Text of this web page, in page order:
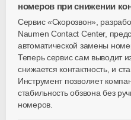
номеров при снижении
Сервис «Скорозвон»,
Naumen Contact Center,
автоматической замены
Теперь сервис сам выводит
снижается контактность, и
Инструмент позволяет
стабильность обзвона без
номеров.